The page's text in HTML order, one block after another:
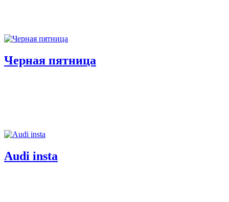
Черная пятница
Audi insta